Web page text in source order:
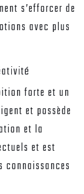
s’efforcer de
avec plus
forte et un
et possède
et la
et est
connaissances